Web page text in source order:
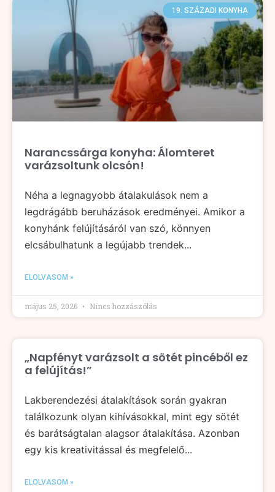
19. SZÁZADI KONYHA
Narancssárga konyha: Álomteret
varázsoltunk olcsón!
Néha a legnagyobb átalakulások nem a
legdrágább beruházások eredményei. Amikor a
konyhánk felújításáról van szó, könnyen
elcsábulhatunk a legújabb trendek...
ELOLVASOM »
május 25, 2026 Nincs hozzászólás
„Napfényt varázsolt a sötét pincéből ez
a felújítás!”
Lakberendezési átalakítások során gyakran
találkozunk olyan kihívásokkal, mint egy sötét
és barátságtalan alagsor átalakítása. Azonban
egy kis kreativitással és megfelelő...
ELOLVASOM »